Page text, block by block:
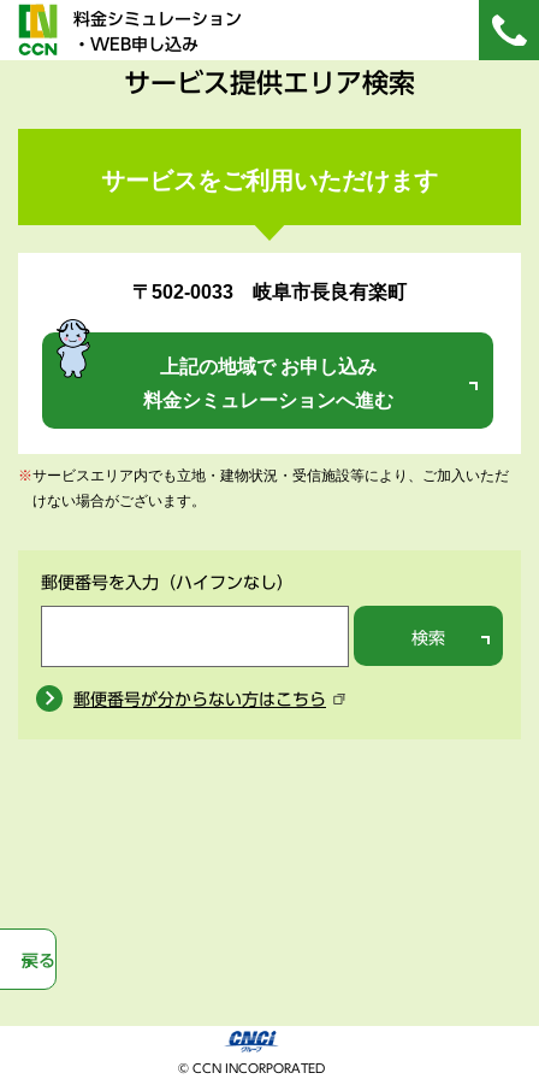
料金シミュレーション
・WEB申し込み
サービス提供エリア検索
サービスをご利用いただけます
〒502-0033 岐阜市長良有楽町
上記の地域で お申し込み
料金シミュレーションへ進む
※サービスエリア内でも立地・建物状況・受信施設等により、ご加入いただ
けない場合がございます。
郵便番号を入力 （ハイフンなし）
検索
郵便番号が分からない方はこちら
戻る
© CCN INCORPORATED